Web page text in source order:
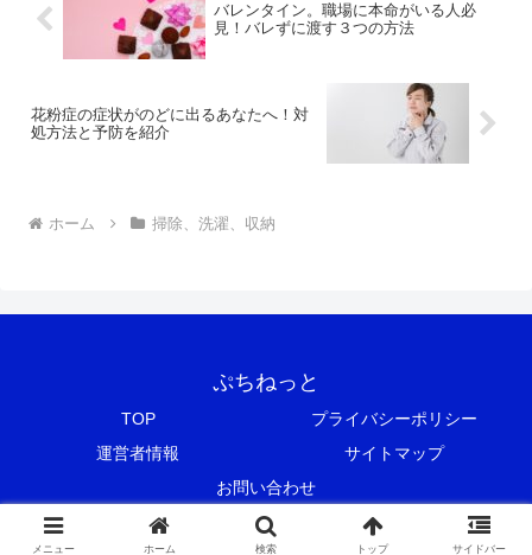
バレンタイン。職場に本命がいる人必
見！バレずに渡す３つの方法
花粉症の症状がのどに出るあなたへ！対
処方法と予防を紹介
ホーム 掃除、洗濯、収納
ぷちねっと
TOP
プライバシーポリシー
運営者情報
サイトマップ
お問い合わせ
© 2018 ぷちねっと.
メニュー ホーム 検索 トップ サイドバー